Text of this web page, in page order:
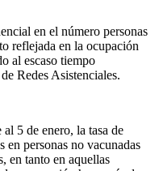
en el número personas
reflejada en la ocupación
al escaso tiempo
Redes Asistenciales.
5 de enero, la tasa de
en personas no vacunadas
en tanto en aquellas